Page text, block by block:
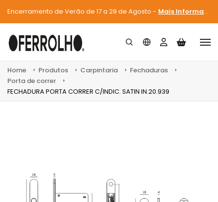
Encerramento de Verão de 17 a 29 de Agosto - Mais Informações
Home Produtos Carpintaria
Fechaduras
Porta de correr
FECHADURA PORTA CORRER C/INDIC. SATIN IN.20.939